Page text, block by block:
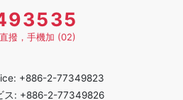
撥，手機加 (02)
+886-2-77349823
ス: +886-2-77349826